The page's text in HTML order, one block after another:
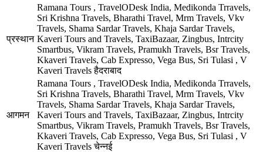
प्रस्थान
Ramana Tours , TravelODesk India, Medikonda Trravels,
Sri Krishna Travels, Bharathi Travel, Mrm Travels, Vkv
Travels, Shama Sardar Travels, Khaja Sardar Travels,
Kaveri Tours and Travels, TaxiBazaar, Zingbus, Intrcity
Smartbus, Vikram Travels, Pramukh Travels, Bsr Travels,
Kkaveri Travels, Cab Expresso, Vega Bus, Sri Tulasi , V
Kaveri Travels हैदराबाद
आगमन
Ramana Tours , TravelODesk India, Medikonda Trravels,
Sri Krishna Travels, Bharathi Travel, Mrm Travels, Vkv
Travels, Shama Sardar Travels, Khaja Sardar Travels,
Kaveri Tours and Travels, TaxiBazaar, Zingbus, Intrcity
Smartbus, Vikram Travels, Pramukh Travels, Bsr Travels,
Kkaveri Travels, Cab Expresso, Vega Bus, Sri Tulasi , V
Kaveri Travels चेन्नई